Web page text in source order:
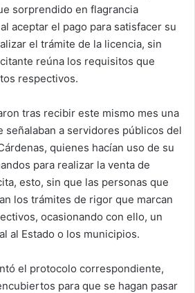
sorprendido en flagrancia
aceptar el pago para satisfacer su
el trámite de la licencia, sin
reúna los requisitos que
respectivos.
tras recibir este mismo mes una
señalaban a servidores públicos del
quienes hacían uso de su
para realizar la venta de
esto, sin que las personas que
los trámites de rigor que marcan
ocasionando con ello, un
al Estado o los municipios.
el protocolo correspondiente,
para que se hagan pasar